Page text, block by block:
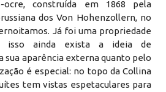
ocre, construída em 1868 pela
dos Von Hohenzollern, no
Já foi uma propriedade
isso ainda exista a ideia de
sua aparência externa quanto pelo
é especial: no topo da Collina
tem vistas espetaculares para